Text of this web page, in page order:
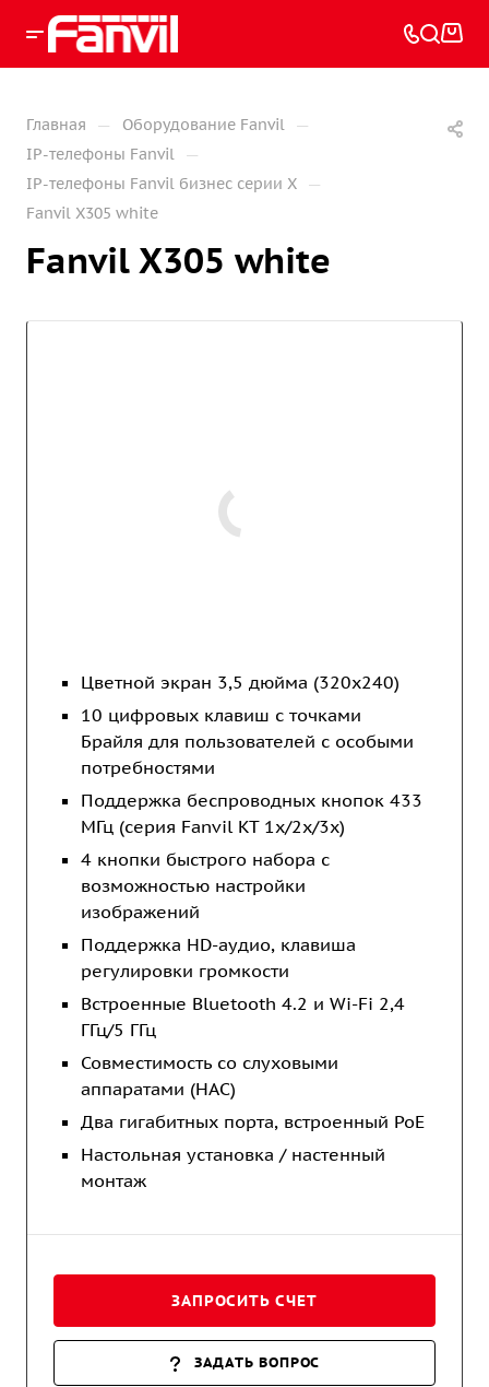
Главная — Оборудование Fanvil —
IP-телефоны Fanvil —
IP-телефоны Fanvil бизнес серии X —
Fanvil X305 white
Fanvil X305 white
Цветной экран 3,5 дюйма (320x240)
10 цифровых клавиш с точками
Брайля для пользователей с особыми
потребностями
Поддержка беспроводных кнопок 433
МГц (серия Fanvil KT 1x/2x/3x)
4 кнопки быстрого набора с
возможностью настройки
изображений
Поддержка HD-аудио, клавиша
регулировки громкости
Встроенные Bluetooth 4.2 и Wi-Fi 2,4
ГГц/5 ГГц
Совместимость со слуховыми
аппаратами (HAC)
Два гигабитных порта, встроенный PoE
Настольная установка / настенный
монтаж
ЗАПРОСИТЬ СЧЕТ
ЗАДАТЬ ВОПРОС